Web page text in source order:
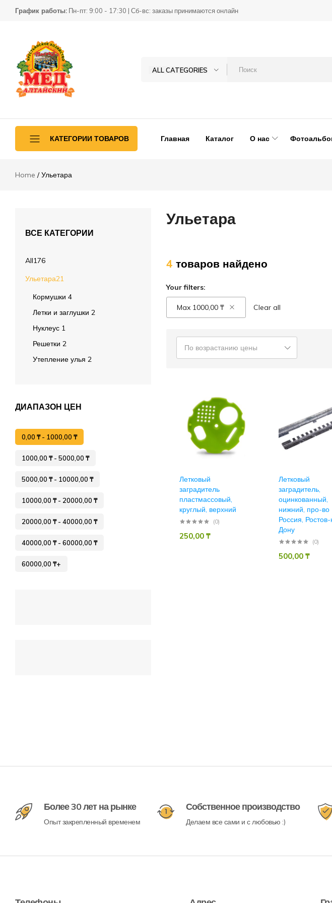
График работы: Пн-пт: 9:00 - 17:30 | Сб-вс: заказы принимаются онлайн
для
пчеловодства
Пасека
ALL CATEGORIES
КАТЕГОРИИ ТОВАРОВ
Лечение пчёл
Вощина
Матководство
Откачка мёда
Работа с воском
Работа с рамками
Фасовка
Спецодежда
Главная Каталог О нас
Home Ульетара
Ульетара
4 товаров найдено
Your filters:
Max 1000,00 ₸ Clear all
По возрастанию цены
Летковый
заградитель
пластмассовый,
круглый, верхний
(0)
250,00 ₸
Летковый
заградитель,
оцинкованный,
нижний, про-во
Россия,
Дону
(0)
500,00 ₸
ВСЕ КАТЕГОРИИ
All176
Ульетара21
Кормушки 4
Летки и заглушки 2
Нуклеус 1
Решетки 2
Утепление улья 2
ДИАПАЗОН ЦЕН
0,00 ₸- 1000,00 ₸
1000,00 ₸- 5000,00 ₸
5000,00 ₸- 10000,00 ₸
10000,00 ₸- 20000,00 ₸
20000,00 ₸- 40000,00 ₸
40000,00 ₸- 60000,00 ₸
60000,00 ₸+
Более 30 лет на рынке
Опыт закрепленный временем
Собственное производство
Делаем все сами и с любовью :)